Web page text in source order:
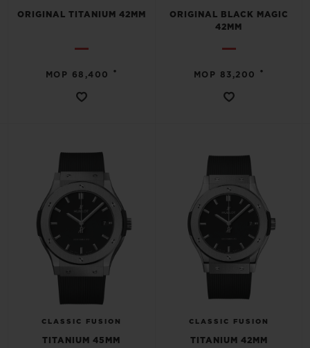
ORIGINAL TITANIUM 42MM
MOP 68,400 •
ORIGINAL BLACK MAGIC
42MM
MOP 83,200 •
CLASSIC FUSION
TITANIUM 45MM
CLASSIC FUSION
TITANIUM 42MM